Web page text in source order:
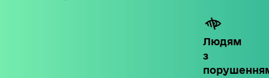
Людям
з